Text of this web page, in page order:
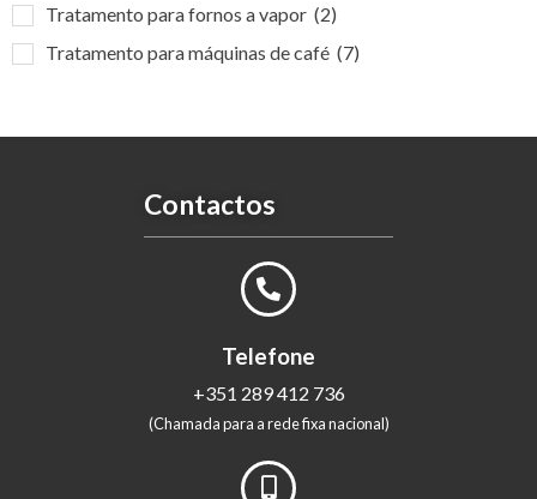
Tratamento para fornos a vapor (2)
Tratamento para máquinas de café (7)
Contactos
Telefone
+351 289 412 736
(Chamada para a rede fixa nacional)